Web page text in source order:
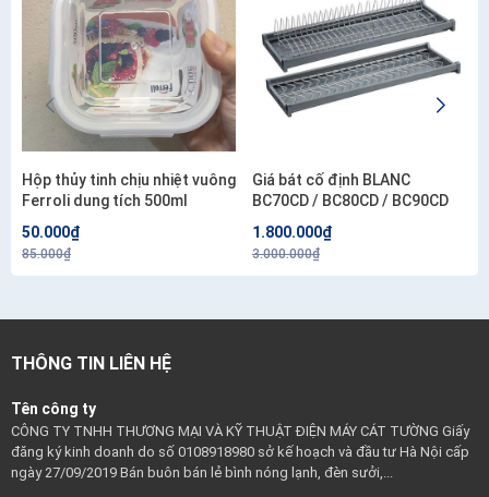
Hộp thủy tinh chịu nhiệt vuông
Ferroli dung tích 500ml
50.000₫
85.000₫
Giá bát cố định BLANC
BC70CD / BC80CD / BC90CD
1.800.000₫
3.000.000₫
THÔNG TIN LIÊN HỆ
Tên công ty
CÔNG TY TNHH THƯƠNG MẠI VÀ KỸ THUẬT ĐIỆN MÁY CÁT TƯỜNG Giấy
đăng ký kinh doanh do số 0108918980 sở kế hoạch và đầu tư Hà Nội cấp
ngày 27/09/2019 Bán buôn bán lẻ bình nóng lạnh, đèn sưởi,...